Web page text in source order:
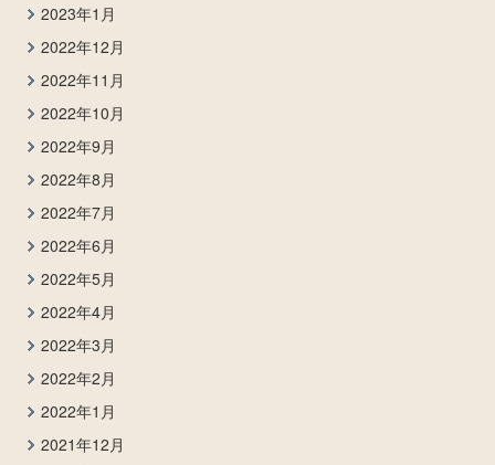
2023年1月
2022年12月
2022年11月
2022年10月
2022年9月
2022年8月
2022年7月
2022年6月
2022年5月
2022年4月
2022年3月
2022年2月
2022年1月
2021年12月